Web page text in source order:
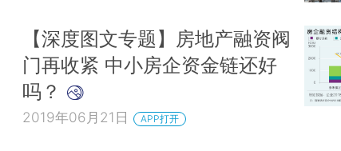
【深度图文专题】房地产融资阀
门再收紧 中小房企资金链还好
吗？
2019年06月21日 APP打开